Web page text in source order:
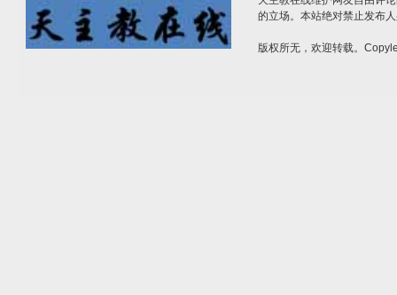
的立场。本站绝对禁止发布
版权所无，欢迎转载。